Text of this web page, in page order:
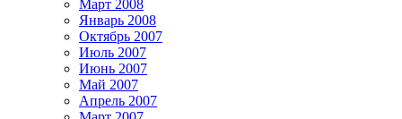
Март 2008
Январь 2008
Октябрь 2007
Июль 2007
Июнь 2007
Май 2007
Апрель 2007